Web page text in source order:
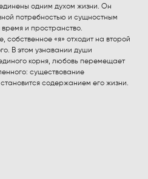
одним духом жизни. Он
потребностью и сущностным
и пространство.
собственное «я» отходит на второй
В этом узнавании души
корня, любовь перемещает
существование
содержанием его жизни.